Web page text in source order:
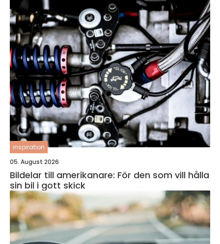
inspiration
05. August 2026
Bildelar till amerikanare: För den som vill hålla
sin bil i gott skick